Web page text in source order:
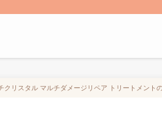
リスタル マルチダメージリペア トリートメント